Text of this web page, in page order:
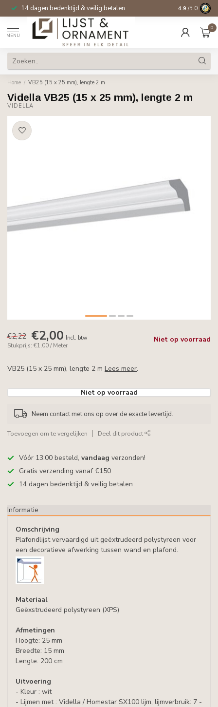
14 dagen bedenktijd & veilig betalen 4.9 /5.0
MENU
0
Home / VB25 (15 x 25 mm), lengte 2 m
Vidella VB25 (15 x 25 mm), lengte 2 m
VIDELLA
€2,22 €2,00 Incl. btw
Stukprijs: €1,00 / Meter
Niet op voorraad
VB25 (15 x 25 mm), lengte 2 m Lees meer.
Niet op voorraad
Neem contact met ons op over de exacte levertijd.
Toevoegen om te vergelijken Deel dit product
Vóór 13:00 besteld, vandaag verzonden!
Gratis verzending vanaf €150
14 dagen bedenktijd & veilig betalen
Informatie
Omschrijving
Plafondlijst vervaardigd uit geëxtrudeerd polystyreen voor
een decoratieve afwerking tussen wand en plafond.
Materiaal
Geëxstrudeerd polystyreen (XPS)
Afmetingen
Hoogte: 25 mm
Breedte: 15 mm
Lengte: 200 cm
Uitvoering
- Kleur : wit
- Lijmen met : Vidella / Homestar SX100 lijm, lijmverbruik: 7 -